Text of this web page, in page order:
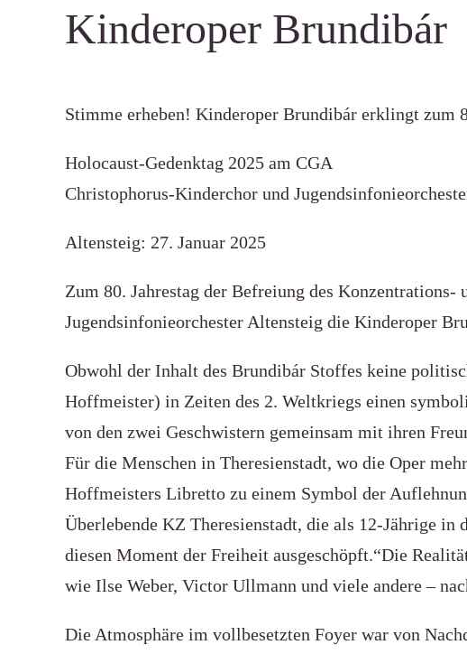
Kinderoper Brundibár
Stimme erheben! Kinderoper Brundibár erklingt zum
Holocaust-Gedenktag 2025 am CGA
Christophorus-Kinderchor und
Altensteig: 27. Januar 2025
Zum 80. Jahrestag der Befreiung des
Jugendsinfonieorchester Altensteig die Kinderoper
Obwohl der Inhalt des Brundibár Stoffes keine
Hoffmeister) in Zeiten des 2. Weltkriegs einen
von den zwei Geschwistern gemeinsam mit ihren
Für die Menschen in Theresienstadt, wo die Oper
Hoffmeisters Libretto zu einem Symbol der
Überlebende KZ Theresienstadt, die als 12-Jährige
diesen Moment der Freiheit ausgeschöpft.“Die
wie Ilse Weber, Victor Ullmann und viele andere –
Die Atmosphäre im vollbesetzten Foyer war von